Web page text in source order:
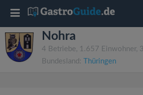
Nohra
4 Betriebe, 1.657 Einwohner,
Bundesland:
Thüringen
T
o
g